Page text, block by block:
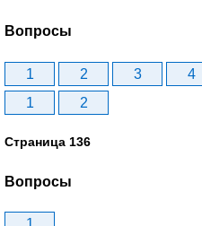
Вопросы
1 2 3 4
1
2
Страница 136
Вопросы